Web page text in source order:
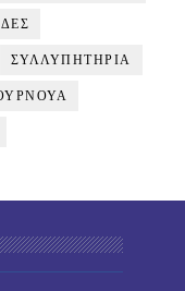
ΣΥΛΛΥΠΗΤΗΡΙΑ